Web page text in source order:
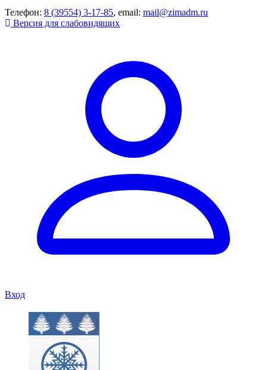
Телефон: 8 (39554) 3-17-85, email: mail@zimadm.ru
Версия для слабовидящих
Вход